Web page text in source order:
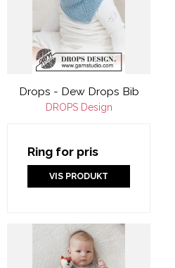
Drops - Dew Drops Bib
DROPS Design
Ring for pris
VIS PRODUKT